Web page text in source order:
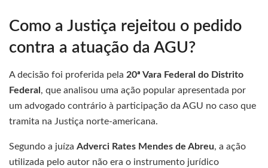
Como a Justiça rejeitou o pedido
contra a atuação da AGU?
A decisão foi proferida pela 20ª Vara Federal do Distrito
Federal , que analisou uma ação popular apresentada por
um advogado contrário à participação da AGU no caso que
tramita na Justiça norte-americana.
Segundo a juíza Adverci Rates Mendes de Abreu, a ação
utilizada pelo autor não era o instrumento jurídico